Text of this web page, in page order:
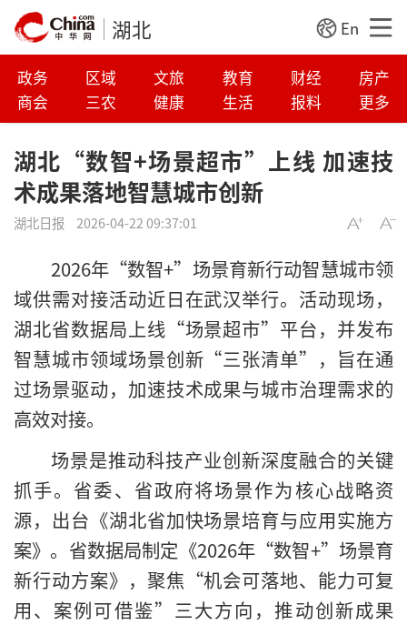
湖北 En
政务 区域 文旅 教育 财经
房产
商会
三农 健康 生活 报料 更多
湖北“数智+场景超市”上线 加速技
术成果落地智慧城市创新
湖北日报 2026-04-22 09:37:01
2026年“数智+”场景育新行动智慧城市领
域供需对接活动近日在武汉举行。活动现场，
湖北省数据局上线“场景超市”平台，并发布
智慧城市领域场景创新“三张清单”，旨在通
过场景驱动，加速技术成果与城市治理需求的
高效对接。
场景是推动科技产业创新深度融合的关键
抓手。省委、省政府将场景作为核心战略资
源，出台《湖北省加快场景培育与应用实施方
案》。省数据局制定《2026年“数智+”场景育
新行动方案》，聚焦“机会可落地、能力可复
用、案例可借鉴”三大方向，推动创新成果